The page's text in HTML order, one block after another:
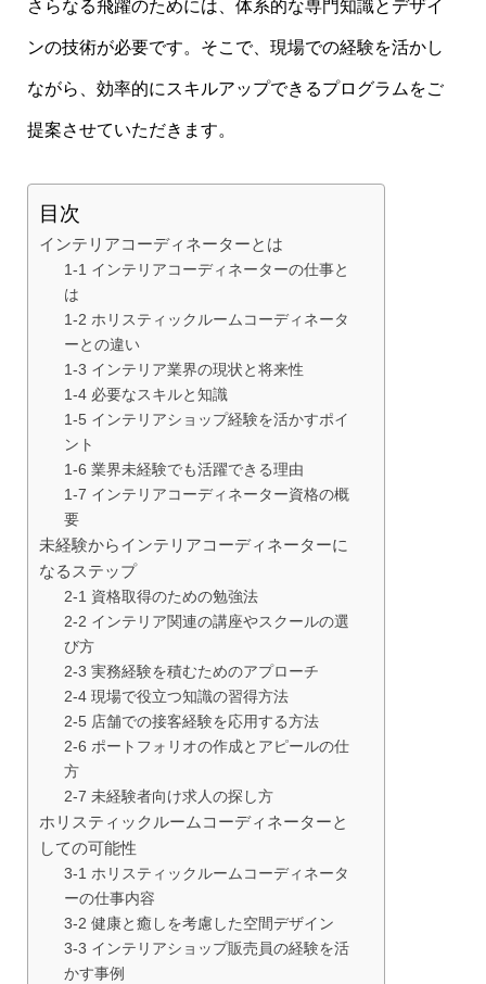
さらなる飛躍のためには、体系的な専門知識とデザイ
ンの技術が必要です。そこで、現場での経験を活かし
ながら、効率的にスキルアップできるプログラムをご
提案させていただきます。
目次
インテリアコーディネーターとは
1-1 インテリアコーディネーターの仕事と
は
1-2 ホリスティックルームコーディネータ
ーとの違い
1-3 インテリア業界の現状と将来性
1-4 必要なスキルと知識
1-5 インテリアショップ経験を活かすポイ
ント
1-6 業界未経験でも活躍できる理由
1-7 インテリアコーディネーター資格の概
要
未経験からインテリアコーディネーターに
なるステップ
2-1 資格取得のための勉強法
2-2 インテリア関連の講座やスクールの選
び方
2-3 実務経験を積むためのアプローチ
2-4 現場で役立つ知識の習得方法
2-5 店舗での接客経験を応用する方法
2-6 ポートフォリオの作成とアピールの仕
方
2-7 未経験者向け求人の探し方
ホリスティックルームコーディネーターと
しての可能性
3-1 ホリスティックルームコーディネータ
ーの仕事内容
3-2 健康と癒しを考慮した空間デザイン
3-3 インテリアショップ販売員の経験を活
かす事例